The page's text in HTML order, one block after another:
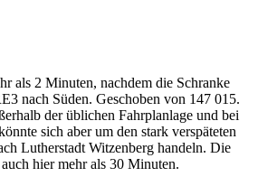
als 2 Minuten, nachdem die Schranke
nach Süden. Geschoben von 147 015.
der üblichen Fahrplanlage und bei
sich aber um den stark verspäteten
Lutherstadt Witzenberg handeln. Die
hier mehr als 30 Minuten.